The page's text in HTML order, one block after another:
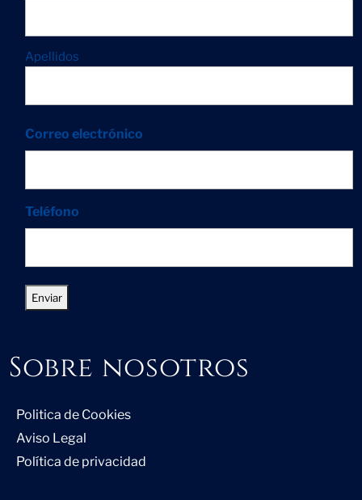
Apellidos
Correo electrónico
Teléfono
Sobre nosotros
Politica de Cookies
Aviso Legal
Política de privacidad